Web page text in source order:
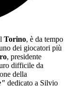
Torino, è da tempo
dei giocatori più
, presidente
difficile da
della
dedicato a Silvio